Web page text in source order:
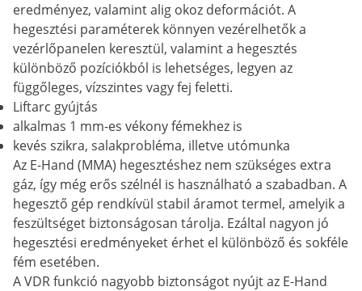
eredményez, valamint alig okoz deformációt. A
hegesztési paraméterek könnyen vezérelhetők a
vezérlőpanelen keresztül, valamint a hegesztés
különböző pozíciókból is lehetséges, legyen az
függőleges, vízszintes vagy fej feletti.
Liftarc gyújtás
alkalmas 1 mm-es vékony fémekhez is
kevés szikra, salakprobléma, illetve utómunka
Az E-Hand (MMA) hegesztéshez nem szükséges extra
gáz, így még erős szélnél is használható a szabadban. A
hegesztő gép rendkívül stabil áramot termel, amelyik a
feszültséget biztonságosan tárolja. Ezáltal nagyon jó
hegesztési eredményeket érhet el különböző és sokféle
fém esetében.
A VDR funkció nagyobb biztonságot nyújt az E-Hand